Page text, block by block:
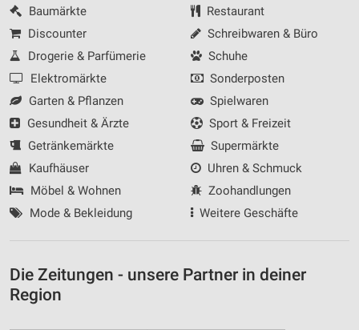
Baumärkte
Discounter
Drogerie & Parfümerie
Elektromärkte
Garten & Pflanzen
Gesundheit & Ärzte
Getränkemärkte
Kaufhäuser
Möbel & Wohnen
Mode & Bekleidung
Restaurant
Schreibwaren & Büro
Schuhe
Sonderposten
Spielwaren
Sport & Freizeit
Supermärkte
Uhren & Schmuck
Zoohandlungen
Weitere Geschäfte
Die Zeitungen - unsere Partner in deiner
Region